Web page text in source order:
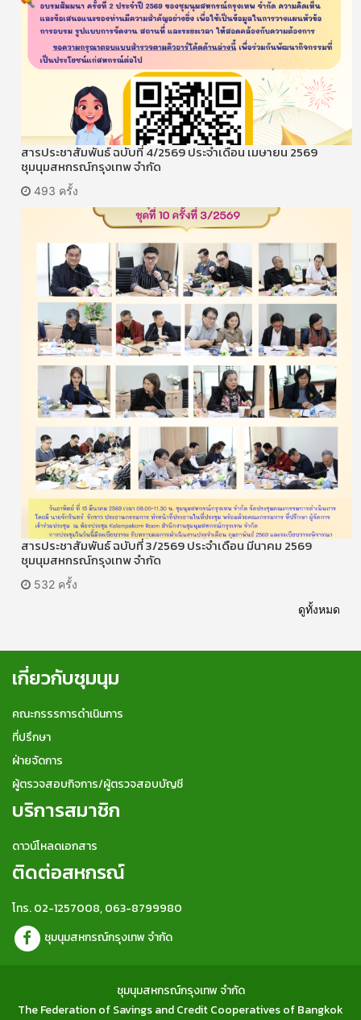
สารประชาสัมพันธ์ ฉบับที่ 4/2569 ประจำเดือน เมษายน 2569
ชุมนุมสหกรณ์กรุงเทพ จำกัด
493 ครั้ง
สารประชาสัมพันธ์ ฉบับที่ 3/2569 ประจำเดือน มีนาคม 2569
ชุมนุมสหกรณ์กรุงเทพ จำกัด
532 ครั้ง
ดูทั้งหมด
เกี่ยวกับชุมนุม
คณะกรรรการดำเนินการ
ที่ปรึกษา
ฝ่ายจัดการ
ผู้ตรวจสอบกิจการ/ผู้ตรวจสอบบัญชี
บริการสมาชิก
ดาวน์โหลดเอกสาร
ติดต่อสหกรณ์
โทร. 02-1257008, 063-8799980
ชุมนุมสหกรณ์กรุงเทพ จำกัด
ชุมนุมสหกรณ์กรุงเทพ จำกัด
The Federation of Savings and Credit Cooperatives of Bangkok